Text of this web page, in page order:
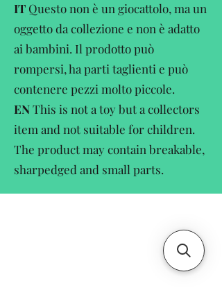
IT Questo non è un giocattolo, ma un
oggetto da collezione e non è adatto
ai bambini. Il prodotto può
rompersi, ha parti taglienti e può
contenere pezzi molto piccole.
ENThis is not a toy but a collectors
item and not suitable for children.
The product may contain breakable,
sharpedged and small parts.